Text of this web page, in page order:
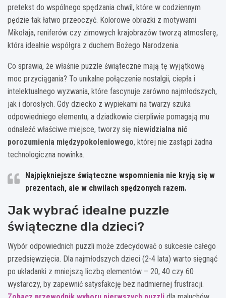
pretekst do wspólnego spędzania chwil, które w codziennym
pędzie tak łatwo przeoczyć. Kolorowe obrazki z motywami
Mikołaja, reniferów czy zimowych krajobrazów tworzą atmosferę,
która idealnie współgra z duchem Bożego Narodzenia.
Co sprawia, że właśnie puzzle świąteczne mają tę wyjątkową
moc przyciągania? To unikalne połączenie nostalgii, ciepła i
intelektualnego wyzwania, które fascynuje zarówno najmłodszych,
jak i dorosłych. Gdy dziecko z wypiekami na twarzy szuka
odpowiedniego elementu, a dziadkowie cierpliwie pomagają mu
odnaleźć właściwe miejsce, tworzy się niewidzialna nić
porozumienia międzypokoleniowego, której nie zastąpi żadna
technologiczna nowinka.
Najpiękniejsze świąteczne wspomnienia nie kryją się w
prezentach, ale w chwilach spędzonych razem.
Jak wybrać idealne puzzle
świąteczne dla dzieci?
Wybór odpowiednich puzzli może zdecydować o sukcesie całego
przedsięwzięcia. Dla najmłodszych dzieci (2-4 lata) warto sięgnąć
po układanki z mniejszą liczbą elementów – 20, 40 czy 60
wystarczy, by zapewnić satysfakcję bez nadmiernej frustracji.